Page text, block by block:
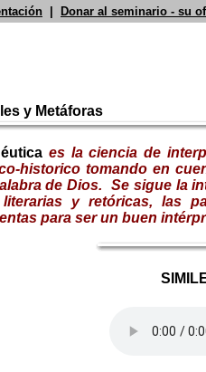
Donar al seminario - su
y Metáforas
es la ciencia de
historico tomando en
de Dios. Se sigue la
literarias y retóricas, las
para ser un buen